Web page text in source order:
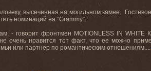
высеченная на могильном камне.
номинаций на “Grammy”.
- говорит фронтмен MOTIONLESS IN
очень нравится тот факт, что ее можно
или партнер по романтическим отношениям....